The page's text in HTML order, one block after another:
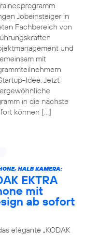
Jobeinsteiger in
Fachbereich von
und
mit
Idee. Jetzt
in die nächste
können […]
HALB KAMERA:
EKTRA
mit
ab sofort
elegante „KODAK